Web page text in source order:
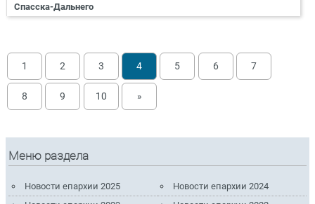
Спасска-Дальнего
1 2 3 4 5 6 7
8 9 10 »
Меню раздела
Новости епархии 2025
Новости епархии 2024